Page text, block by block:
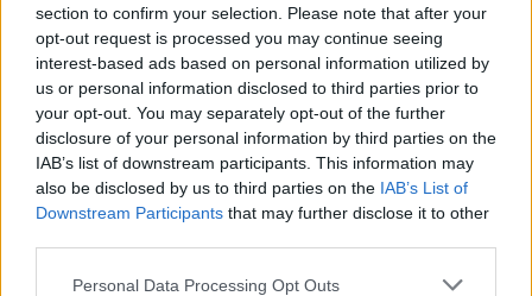
section to confirm your selection. Please note that after your
opt-out request is processed you may continue seeing
interest-based ads based on personal information utilized by
us or personal information disclosed to third parties prior to
your opt-out. You may separately opt-out of the further
disclosure of your personal information by third parties on the
IAB’s list of downstream participants. This information may
also be disclosed by us to third parties on the IAB’s List of
Downstream Participants that may further disclose it to other
Personal Data Processing Opt Outs